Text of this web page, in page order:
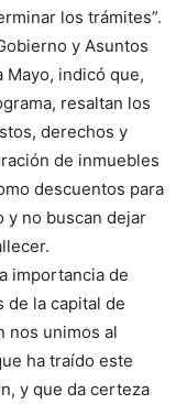
los trámites”.
y Asuntos
Mayo, indicó que,
resaltan los
derechos y
de inmuebles
descuentos para
y no buscan dejar
importancia de
de la capital de
nos unimos al
ha traído este
y que da certeza